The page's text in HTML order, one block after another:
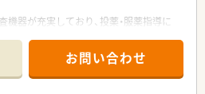
器が充実しており、投薬・服薬指導に
層が多いですが、笑顔で雑談も交えつつ
お問い合わせ